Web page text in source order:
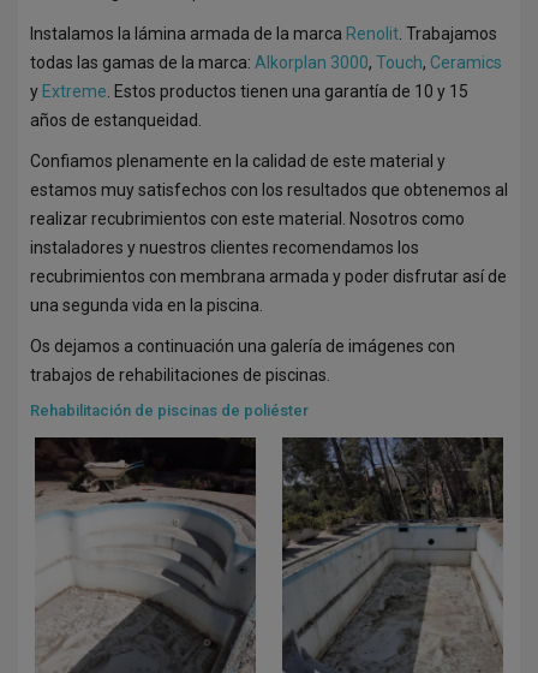
Instalamos la lámina armada de la marca Renolit . Trabajamos
todas las gamas de la marca: Alkorplan 3000, Touch, Ceramics
y Extreme . Estos productos tienen una garantía de 10 y 15
años de estanqueidad.
Confiamos plenamente en la calidad de este material y
estamos muy satisfechos con los resultados que obtenemos al
realizar recubrimientos con este material. Nosotros como
instaladores y nuestros clientes recomendamos los
recubrimientos con membrana armada y poder disfrutar así de
una segunda vida en la piscina.
Os dejamos a continuación una galería de imágenes con
trabajos de rehabilitaciones de piscinas.
Rehabilitación de piscinas de poliéster